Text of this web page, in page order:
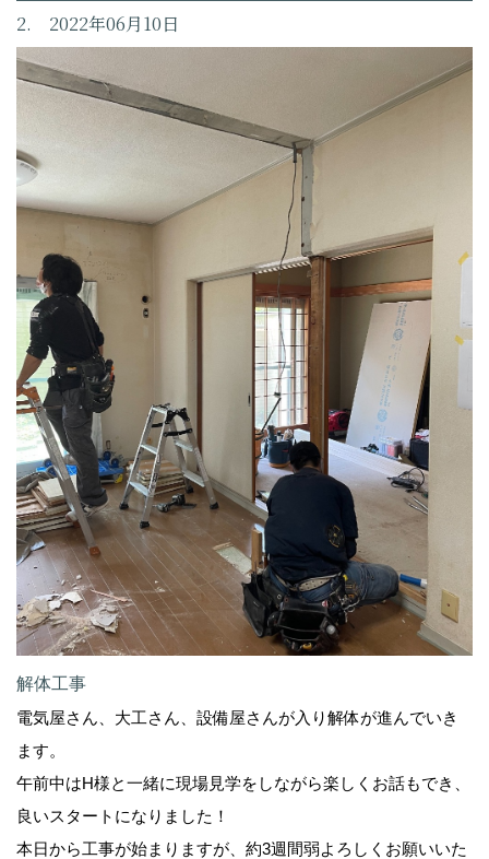
2. 2022年06月10日
解体工事
電気屋さん、大工さん、設備屋さんが入り解体が進んでいき
ます。
午前中はH様と一緒に現場見学をしながら楽しくお話もでき、
良いスタートになりました！
本日から工事が始まりますが、約3週間弱よろしくお願いいた